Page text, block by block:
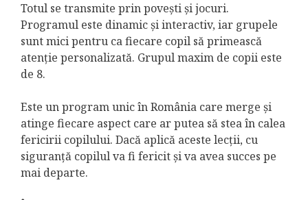
Totul se transmite prin povești și jocuri.
Programul este dinamic și interactiv, iar grupele
sunt mici pentru ca fiecare copil să primească
atenție personalizată. Grupul maxim de copii este
de 8.
Este un program unic în România care merge și
atinge fiecare aspect care ar putea să stea în calea
fericirii copilului. Dacă aplică aceste lecții, cu
siguranță copilul va fi fericit și va avea succes pe
mai departe.